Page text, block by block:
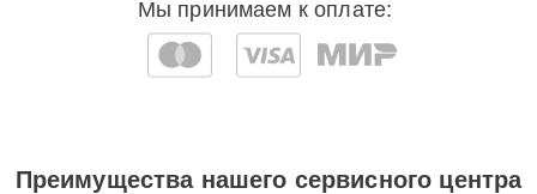
Мы принимаем к оплате:
Преимущества нашего сервисного центра